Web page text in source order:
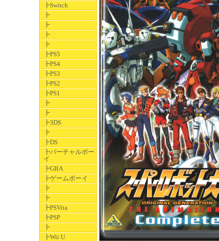
┣Switch
┣
┣
┣
┣
┣PS5
┣PS4
┣PS3
┣PS2
┣PS1
┣
┣
┣3DS
┣
┣DS
┣バーチャルボー
イ
┣GBA
┣ゲームボーイ
┣
┣
┣PSVita
┣PSP
┣
┣Wii U